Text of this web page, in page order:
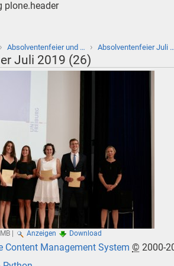
plone.header
› Absolventenfeier und … › Absolventenfeier Juli …
Juli 2019 (26)
Anzeigen Download
Content Management System © 2000-